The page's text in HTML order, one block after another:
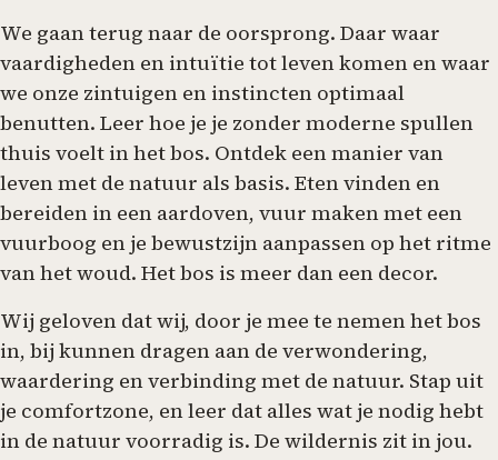
We gaan terug naar de oorsprong. Daar waar
vaardigheden en intuïtie tot leven komen en waar
we onze zintuigen en instincten optimaal
benutten. Leer hoe je je zonder moderne spullen
thuis voelt in het bos. Ontdek een manier van
leven met de natuur als basis. Eten vinden en
bereiden in een aardoven, vuur maken met een
vuurboog en je bewustzijn aanpassen op het ritme
van het woud. Het bos is meer dan een decor.
Wij geloven dat wij, door je mee te nemen het bos
in, bij kunnen dragen aan de verwondering,
waardering en verbinding met de natuur. Stap uit
je comfortzone, en leer dat alles wat je nodig hebt
in de natuur voorradig is. De wildernis zit in jou.